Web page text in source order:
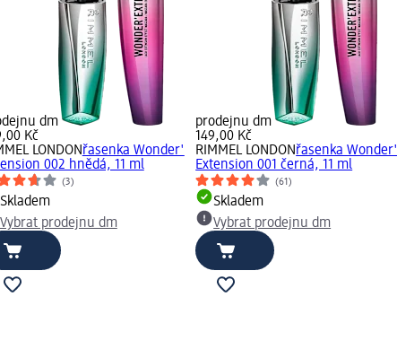
dm
Kč
LONDONřasenka Wonder'
002 hnědá, 11 ml
(3)
Skladem
Vybrat prodejnu dm
prodejnu dm
149,00 Kč
RIMMEL LONDONřasenka Wonder'
Extension 001 černá, 11 ml
(61)
Skladem
Vybrat prodejnu dm